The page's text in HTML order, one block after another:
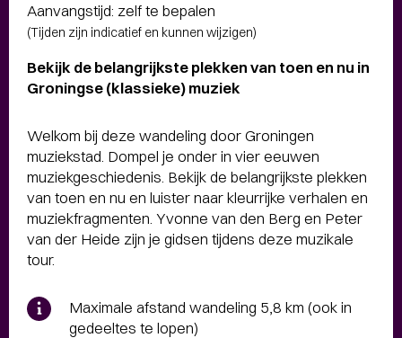
Aanvangstijd: zelf te bepalen
(Tijden zijn indicatief en kunnen wijzigen)
Bekijk de belangrijkste plekken van toen en nu in
Groningse (klassieke) muziek
Welkom bij deze wandeling door Groningen
muziekstad. Dompel je onder in vier eeuwen
muziekgeschiedenis. Bekijk de belangrijkste plekken
van toen en nu en luister naar kleurrijke verhalen en
muziekfragmenten. Yvonne van den Berg en Peter
van der Heide zijn je gidsen tijdens deze muzikale
tour.
Maximale afstand wandeling 5,8 km (ook in
gedeeltes te lopen)